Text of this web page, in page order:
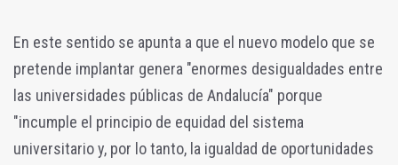
En este sentido se apunta a que el nuevo modelo que se
pretende implantar genera "enormes desigualdades entre
las universidades públicas de Andalucía" porque
"incumple el principio de equidad del sistema
universitario y, por lo tanto, la igualdad de oportunidades